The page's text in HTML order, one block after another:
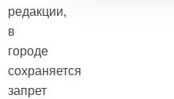
редакции,
в
городе
сохраняется
запрет